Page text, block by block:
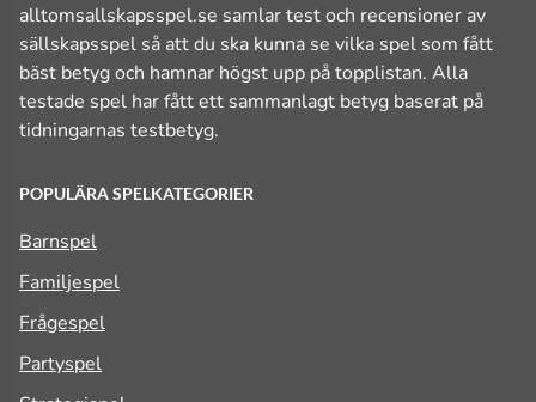
alltomsallskapsspel.se samlar test och recensioner av
sällskapsspel så att du ska kunna se vilka spel som fått
bäst betyg och hamnar högst upp på topplistan. Alla
testade spel har fått ett sammanlagt betyg baserat på
tidningarnas testbetyg.
POPULÄRA SPELKATEGORIER
Barnspel
Familjespel
Frågespel
Partyspel